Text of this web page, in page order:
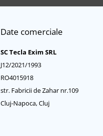
Date comerciale
SC Tecla Exim SRL
J12/2021/1993
RO4015918
str. Fabricii de Zahar nr.109
Cluj-Napoca, Cluj